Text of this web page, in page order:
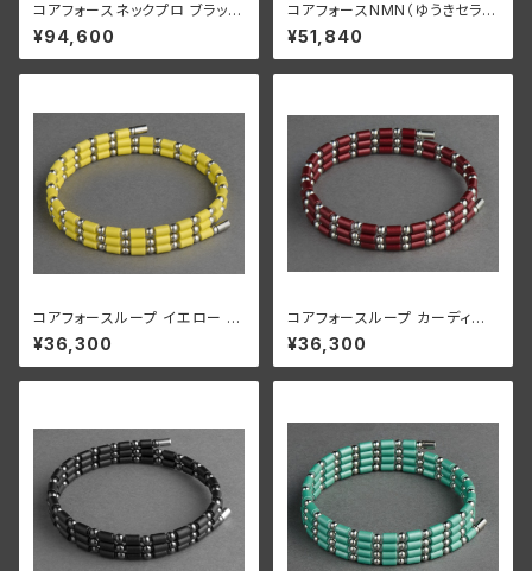
コアフォースネックプロ ブラック
スピネル CFN50【正規品】
¥94,600
コアフォースNMN（ゆうきセラミ
ックス配合）【正規品】
¥51,840
コアフォースループ イエロー S
US CFL50【正規品】
¥36,300
コアフォースループ カーディナ
ルレッド SUS CFL50【正規品】
¥36,300